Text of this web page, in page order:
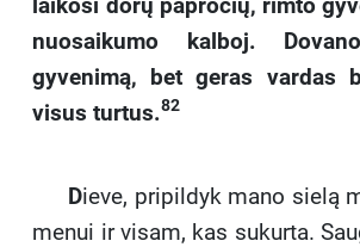
nuosaikumo kalboj.
gyvenimą, bet geras vardas
visus turtus.82
Dieve, pripildyk mano sielą
menui ir visam, kas sukurta.